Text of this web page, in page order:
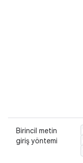
Birincil metin
giriş yöntemi